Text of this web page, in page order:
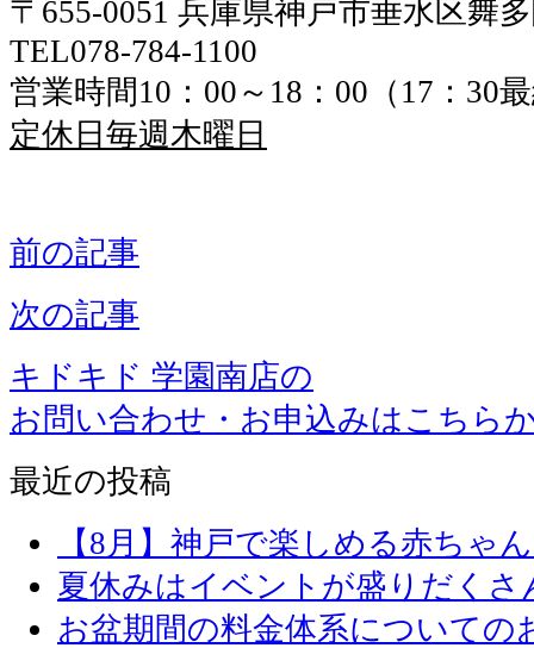
〒655-0051 兵庫県神戸市垂水区舞
TEL078-784-1100
営業時間10：00～18：00（17：30
定休日毎週木曜日
前の記事
次の記事
キドキド 学園南店の
お問い合わせ・お申込みはこちら
最近の投稿
【8月】神戸で楽しめる赤ちゃ
夏休みはイベントが盛りだくさ
お盆期間の料金体系についての